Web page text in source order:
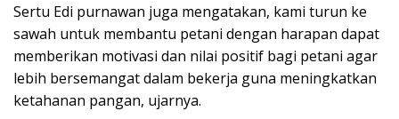
Sertu Edi purnawan juga mengatakan, kami turun ke
sawah untuk membantu petani dengan harapan dapat
memberikan motivasi dan nilai positif bagi petani agar
lebih bersemangat dalam bekerja guna meningkatkan
ketahanan pangan, ujarnya.